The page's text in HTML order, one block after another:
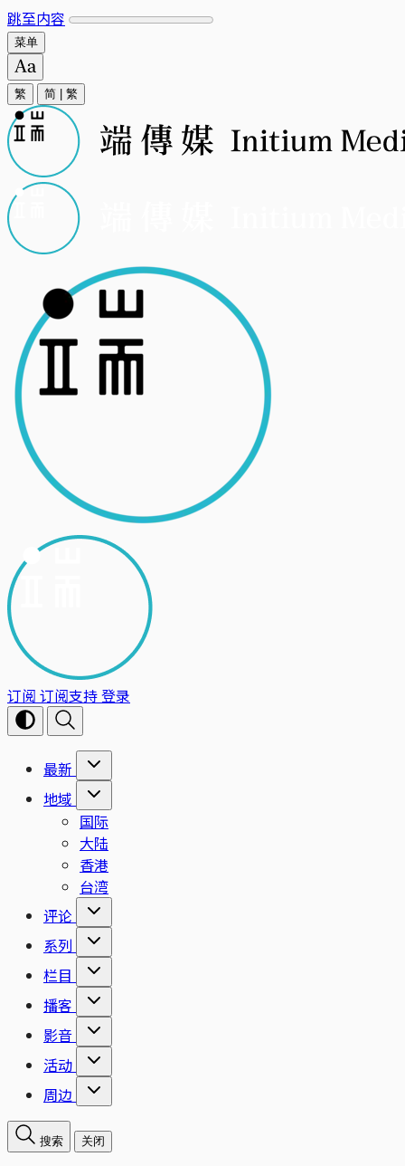
跳至内容
菜单
繁 简 繁
订阅 订阅支持登录
最新
地域
国际
大陆
香港
台湾
评论
系列
栏目
播客
影音
活动
周边
搜索 关闭